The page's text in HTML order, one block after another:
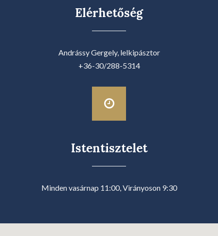
Elérhetőség
Andrássy Gergely, lelkipásztor
+36-30/288-5314
Istentisztelet
Minden vasárnap 11:00, Virányoson 9:30